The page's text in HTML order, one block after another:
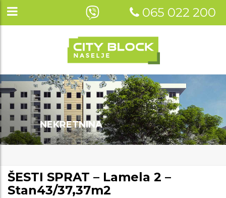
065 022 200
NEKRETNINA
ŠESTI SPRAT – Lamela 2 –
Stan43/37,37m2